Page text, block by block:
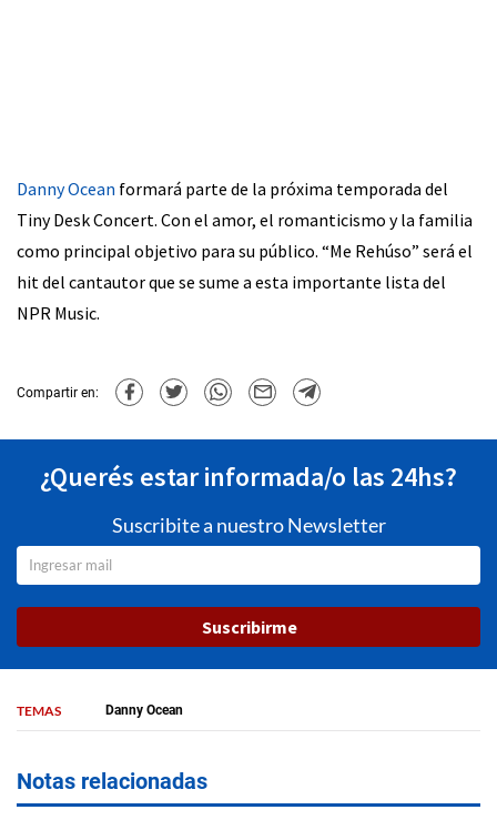
Danny Ocean formará parte de la próxima temporada del
Tiny Desk Concert. Con el amor, el romanticismo y la familia
como principal objetivo para su público. “Me Rehúso” será el
hit del cantautor que se sume a esta importante lista del
NPR Music.
Compartir en:
¿Querés estar informada/o las 24hs?
Suscribite a nuestro Newsletter
Suscribirme
TEMAS Danny Ocean
Notas relacionadas